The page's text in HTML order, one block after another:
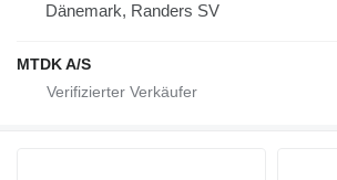
Dänemark, Randers SV
MTDK A/S